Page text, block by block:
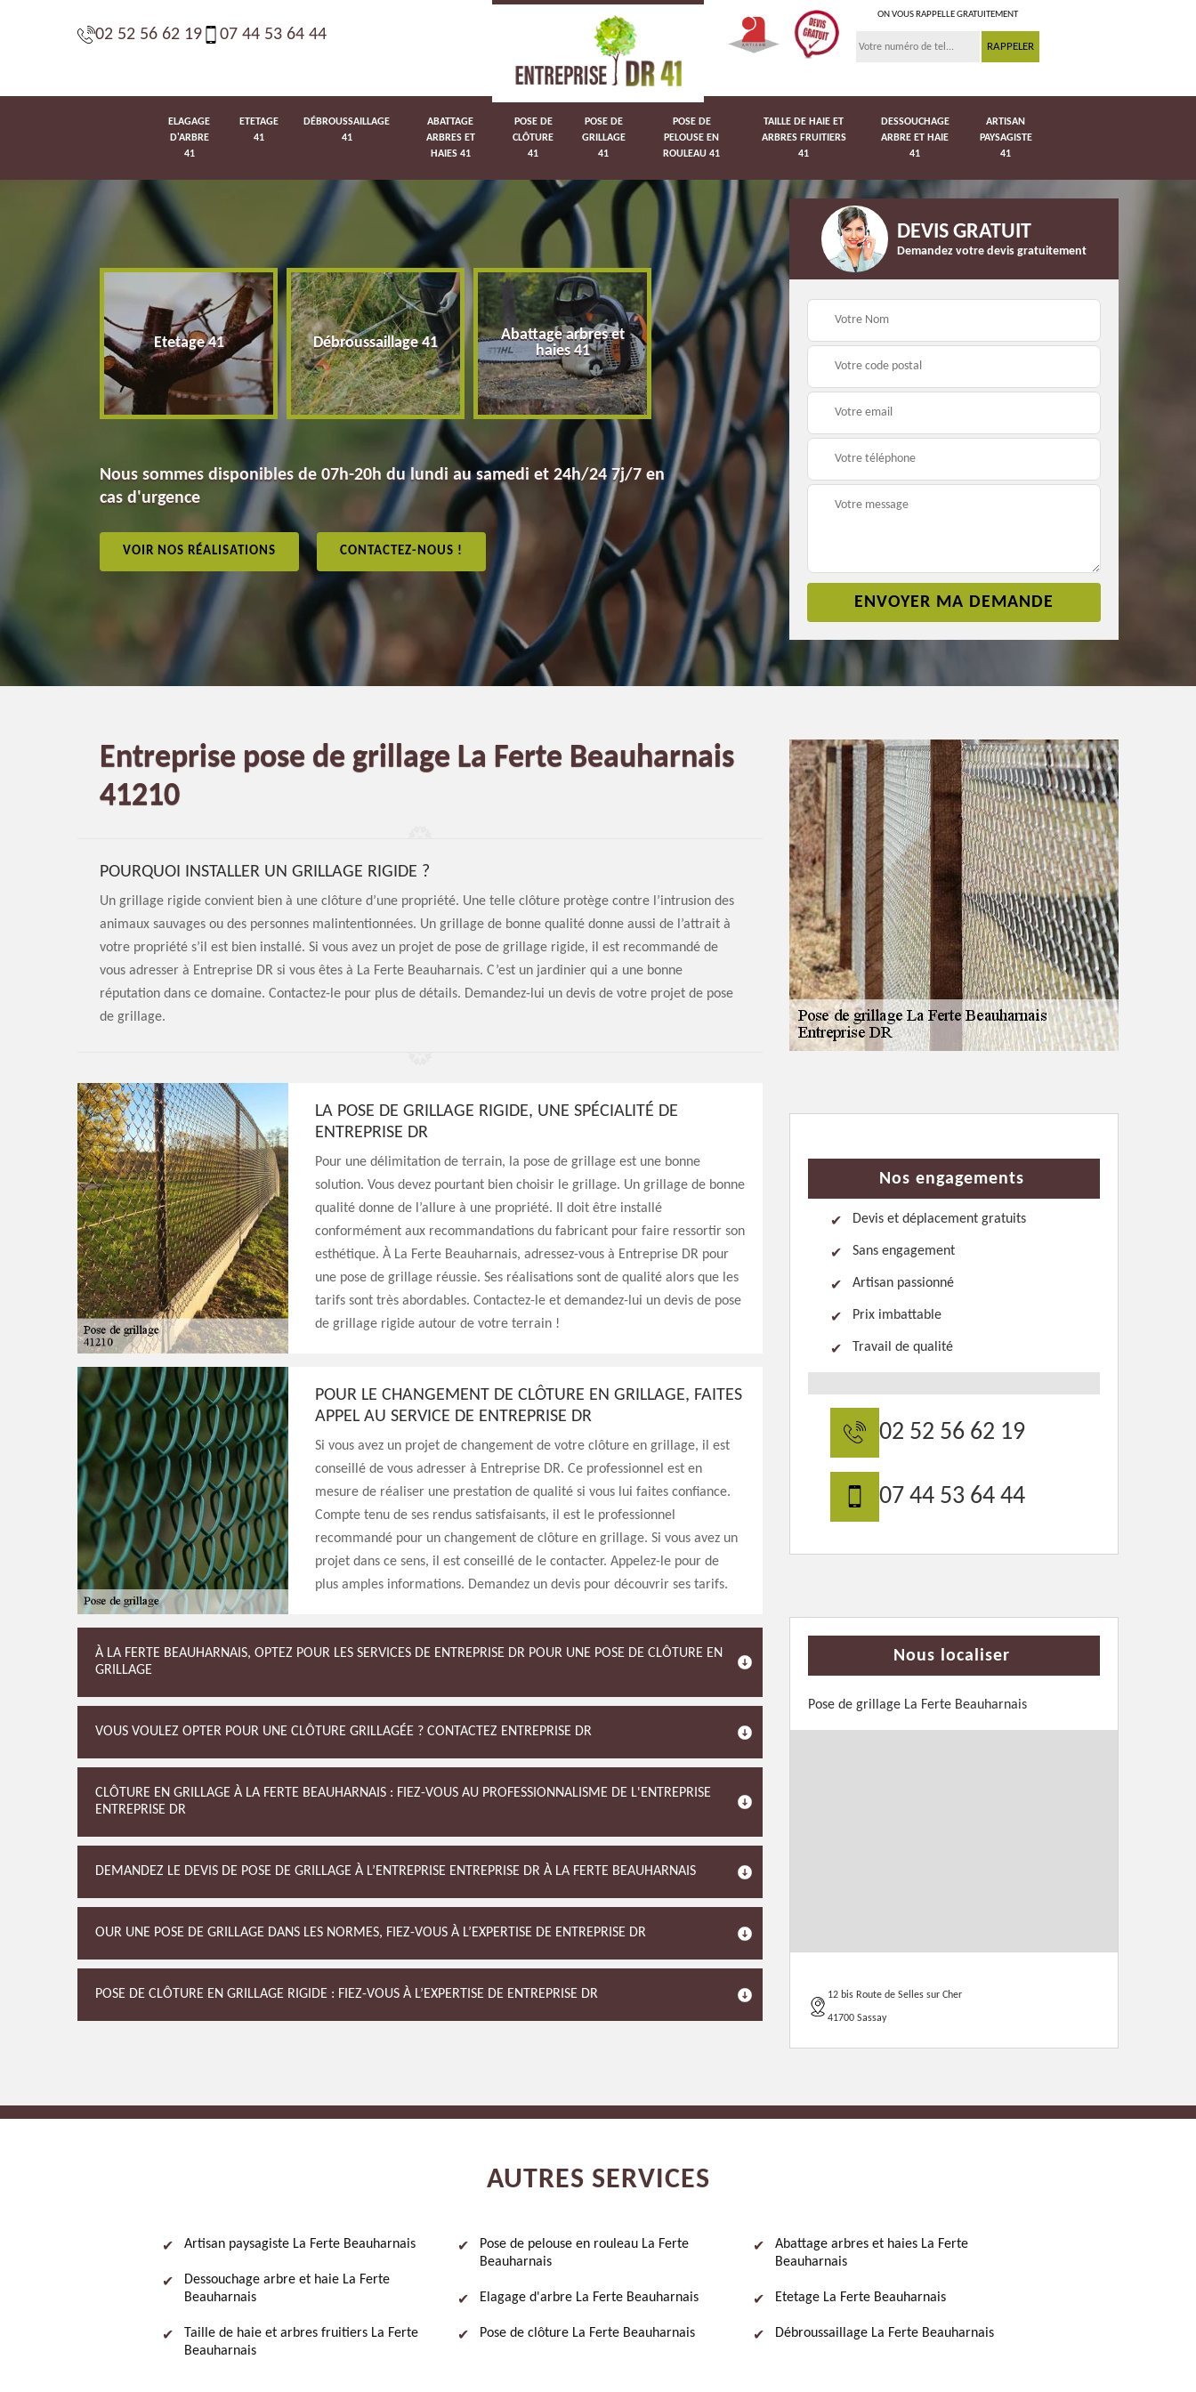
02 52 56 62 19 07 44 53 64 44
ON VOUS RAPPELLE GRATUITEMENT
ELAGAGE
D'ARBRE
41
ETETAGE
41
DÉBROUSSAILLAGE
41
ABATTAGE
ARBRES ET
HAIES 41
POSE DE
CLÔTURE
41
POSE DE
GRILLAGE
41
POSE DE
PELOUSE EN
ROULEAU 41
TAILLE DE HAIE ET
ARBRES FRUITIERS
41
DESSOUCHAGE
ARBRE ET HAIE
41
ARTISAN
PAYSAGISTE
41
Etetage 41 Débroussaillage 41
Abattage arbres et
haies 41
Pose de clôture 41 Pose de grillage 41
Pose de pelouse en
rouleau 41
Nous sommes disponibles de 07h-20h du lundi au samedi et 24h/24 7j/7 en
cas d'urgence
VOIR NOS RÉALISATIONS CONTACTEZ-NOUS !
DEVIS GRATUIT
Demandez votre devis gratuitement
Entreprise pose de grillage La Ferte Beauharnais
41210
POURQUOI INSTALLER UN GRILLAGE RIGIDE ?
Un grillage rigide convient bien à une clôture d’une propriété. Une telle clôture protège contre l’intrusion des
animaux sauvages ou des personnes malintentionnées. Un grillage de bonne qualité donne aussi de l’attrait à
votre propriété s’il est bien installé. Si vous avez un projet de pose de grillage rigide, il est recommandé de
vous adresser à Entreprise DR si vous êtes à La Ferte Beauharnais. C’est un jardinier qui a une bonne
réputation dans ce domaine. Contactez-le pour plus de détails. Demandez-lui un devis de votre projet de pose
de grillage.
LA POSE DE GRILLAGE RIGIDE, UNE SPÉCIALITÉ DE
ENTREPRISE DR
Pour une délimitation de terrain, la pose de grillage est une bonne
solution. Vous devez pourtant bien choisir le grillage. Un grillage de bonne
qualité donne de l’allure à une propriété. Il doit être installé
conformément aux recommandations du fabricant pour faire ressortir son
esthétique. À La Ferte Beauharnais, adressez-vous à Entreprise DR pour
une pose de grillage réussie. Ses réalisations sont de qualité alors que les
tarifs sont très abordables. Contactez-le et demandez-lui un devis de pose
de grillage rigide autour de votre terrain !
POUR LE CHANGEMENT DE CLÔTURE EN GRILLAGE, FAITES
APPEL AU SERVICE DE ENTREPRISE DR
Si vous avez un projet de changement de votre clôture en grillage, il est
conseillé de vous adresser à Entreprise DR. Ce professionnel est en
mesure de réaliser une prestation de qualité si vous lui faites confiance.
Compte tenu de ses rendus satisfaisants, il est le professionnel
recommandé pour un changement de clôture en grillage. Si vous avez un
projet dans ce sens, il est conseillé de le contacter. Appelez-le pour de
plus amples informations. Demandez un devis pour découvrir ses tarifs.
À LA FERTE BEAUHARNAIS, OPTEZ POUR LES SERVICES DE ENTREPRISE DR POUR UNE POSE DE CLÔTURE EN
GRILLAGE
VOUS VOULEZ OPTER POUR UNE CLÔTURE GRILLAGÉE ? CONTACTEZ ENTREPRISE DR
CLÔTURE EN GRILLAGE À LA FERTE BEAUHARNAIS : FIEZ-VOUS AU PROFESSIONNALISME DE L'ENTREPRISE
ENTREPRISE DR
DEMANDEZ LE DEVIS DE POSE DE GRILLAGE À L’ENTREPRISE ENTREPRISE DR À LA FERTE BEAUHARNAIS
OUR UNE POSE DE GRILLAGE DANS LES NORMES, FIEZ-VOUS À L’EXPERTISE DE ENTREPRISE DR
POSE DE CLÔTURE EN GRILLAGE RIGIDE : FIEZ-VOUS À L’EXPERTISE DE ENTREPRISE DR
Nos engagements
Devis et déplacement gratuits
Sans engagement
Artisan passionné
Prix imbattable
Travail de qualité
02 52 56 62 19
07 44 53 64 44
Nous localiser
Pose de grillage La Ferte Beauharnais
12 bis Route de Selles sur Cher
41700 Sassay
AUTRES SERVICES
Artisan paysagiste La Ferte Beauharnais
Dessouchage arbre et haie La Ferte
Beauharnais
Taille de haie et arbres fruitiers La Ferte
Beauharnais
Pose de pelouse en rouleau La Ferte
Beauharnais
Elagage d'arbre La Ferte Beauharnais
Pose de clôture La Ferte Beauharnais
Abattage arbres et haies La Ferte
Beauharnais
Etetage La Ferte Beauharnais
Débroussaillage La Ferte Beauharnais